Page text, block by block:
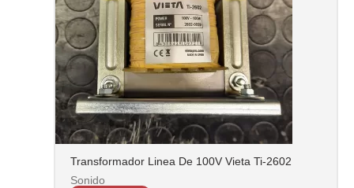
Transformador Linea De 100V Vieta Ti-2602
Sonido